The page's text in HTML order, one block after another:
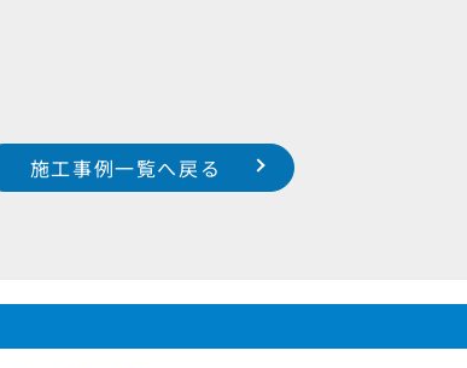
施工事例一覧へ戻る